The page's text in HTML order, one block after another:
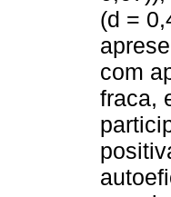
(d =
com
fraca,